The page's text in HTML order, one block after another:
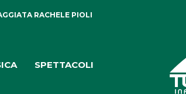
RACHELE PIOLI
SPETTACOLI